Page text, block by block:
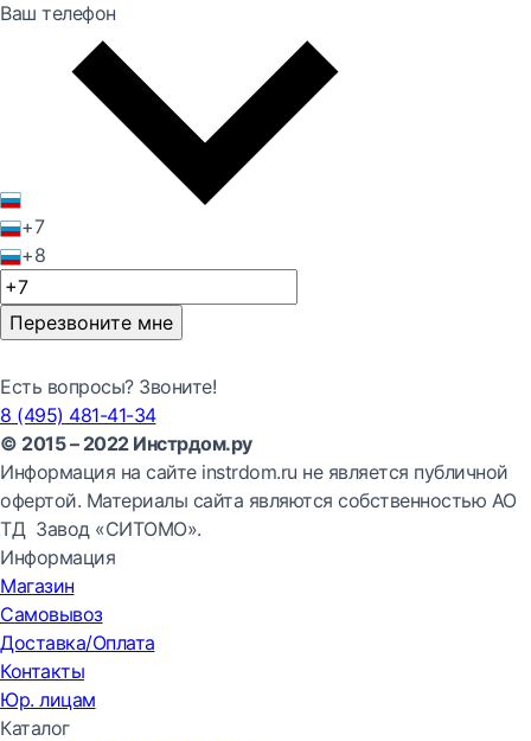
Ваш телефон
+7
+8
Перезвоните мне
Есть вопросы? Звоните!
8 (495) 481-41-34
© 2015 – 2022 Инстрдом.ру
Информация на сайте instrdom.ru не является публичной
офертой. Материалы сайта являются собственностью АО
ТД Завод «СИТОМО».
Информация
Магазин
Самовывоз
Доставка/Оплата
Контакты
Юр. лицам
Каталог